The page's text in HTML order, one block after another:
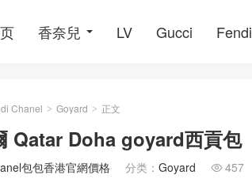
香奈兒 LV Gucci Fendi
Chanel > Goyard > 正文
Qatar Doha goyard西貢包
包包香港官網價格 分类： Goyard  457